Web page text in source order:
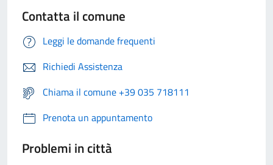
Contatta il comune
Leggi le domande frequenti
Richiedi Assistenza
Chiama il comune +39 035 718111
Prenota un appuntamento
Problemi in città